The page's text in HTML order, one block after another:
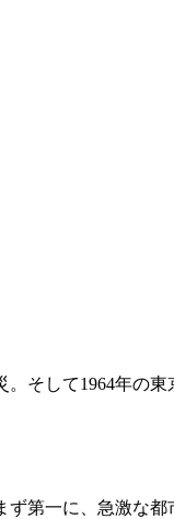
そして1964年の
第一に、急激な